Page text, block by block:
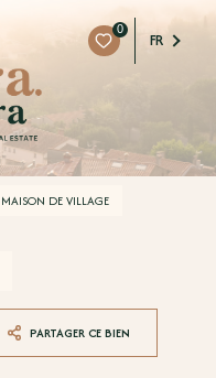
0
FR
MAISON DE VILLAGE
PARTAGER CE BIEN